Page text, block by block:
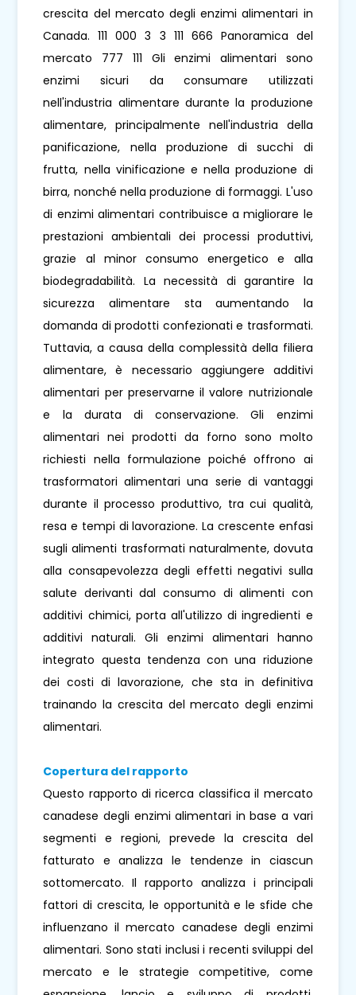
crescita del mercato degli enzimi alimentari in
Canada. 111 000 3 3 111 666 Panoramica del
mercato 777 111 Gli enzimi alimentari sono
enzimi sicuri da consumare utilizzati
nell'industria alimentare durante la produzione
alimentare, principalmente nell'industria della
panificazione, nella produzione di succhi di
frutta, nella vinificazione e nella produzione di
birra, nonché nella produzione di formaggi. L'uso
di enzimi alimentari contribuisce a migliorare le
prestazioni ambientali dei processi produttivi,
grazie al minor consumo energetico e alla
biodegradabilità. La necessità di garantire la
sicurezza alimentare sta aumentando la
domanda di prodotti confezionati e trasformati.
Tuttavia, a causa della complessità della filiera
alimentare, è necessario aggiungere additivi
alimentari per preservarne il valore nutrizionale
e la durata di conservazione. Gli enzimi
alimentari nei prodotti da forno sono molto
richiesti nella formulazione poiché offrono ai
trasformatori alimentari una serie di vantaggi
durante il processo produttivo, tra cui qualità,
resa e tempi di lavorazione. La crescente enfasi
sugli alimenti trasformati naturalmente, dovuta
alla consapevolezza degli effetti negativi sulla
salute derivanti dal consumo di alimenti con
additivi chimici, porta all'utilizzo di ingredienti e
additivi naturali. Gli enzimi alimentari hanno
integrato questa tendenza con una riduzione
dei costi di lavorazione, che sta in definitiva
trainando la crescita del mercato degli enzimi
alimentari.
Copertura del rapporto
Questo rapporto di ricerca classifica il mercato
canadese degli enzimi alimentari in base a vari
segmenti e regioni, prevede la crescita del
fatturato e analizza le tendenze in ciascun
sottomercato. Il rapporto analizza i principali
fattori di crescita, le opportunità e le sfide che
influenzano il mercato canadese degli enzimi
alimentari. Sono stati inclusi i recenti sviluppi del
mercato e le strategie competitive, come